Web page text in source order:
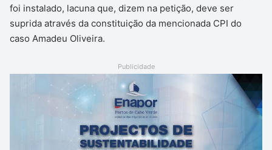
foi instalado, lacuna que, dizem na petição, deve ser
suprida através da constituição da mencionada CPI do
caso Amadeu Oliveira.
Publicidade